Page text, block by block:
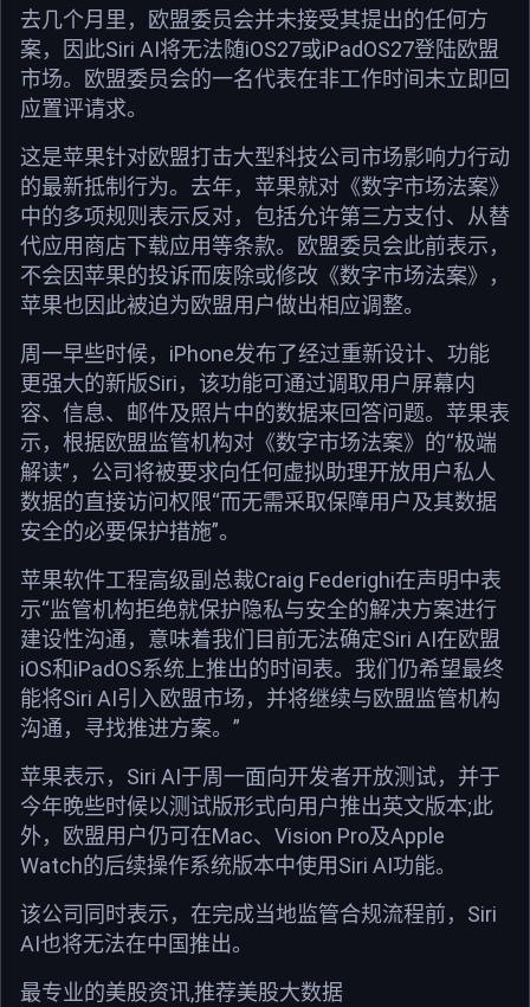
去几个月里，欧盟委员会并未接受其提出的任何方
案，因此Siri AI将无法随iOS27或iPadOS27登陆欧盟
市场。欧盟委员会的一名代表在非工作时间未立即回
应置评请求。
这是苹果针对欧盟打击大型科技公司市场影响力行动
的最新抵制行为。去年，苹果就对《数字市场法案》
中的多项规则表示反对，包括允许第三方支付、从替
代应用商店下载应用等条款。欧盟委员会此前表示，
不会因苹果的投诉而废除或修改《数字市场法案》，
苹果也因此被迫为欧盟用户做出相应调整。
周一早些时候，iPhone发布了经过重新设计、功能
更强大的新版Siri，该功能可通过调取用户屏幕内
容、信息、邮件及照片中的数据来回答问题。苹果表
示，根据欧盟监管机构对《数字市场法案》的“极端
解读”，公司将被要求向任何虚拟助理开放用户私人
数据的直接访问权限“而无需采取保障用户及其数据
安全的必要保护措施”。
苹果软件工程高级副总裁Craig Federighi在声明中表
示“监管机构拒绝就保护隐私与安全的解决方案进行
建设性沟通，意味着我们目前无法确定Siri AI在欧盟
iOS和iPadOS系统上推出的时间表。我们仍希望最终
能将Siri AI引入欧盟市场，并将继续与欧盟监管机构
沟通，寻找推进方案。”
苹果表示，Siri AI于周一面向开发者开放测试，并于
今年晚些时候以测试版形式向用户推出英文版本;此
外，欧盟用户仍可在Mac、Vision Pro及Apple
Watch的后续操作系统版本中使用Siri AI功能。
该公司同时表示，在完成当地监管合规流程前，Siri
AI也将无法在中国推出。
最专业的美股资讯,推荐美股大数据